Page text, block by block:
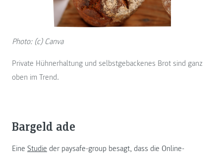
Photo: (c) Canva
Private Hühnerhaltung und selbstgebackenes Brot sind ganz
oben im Trend.
Bargeld ade
Eine Studie der paysafe-group besagt, dass die Online-